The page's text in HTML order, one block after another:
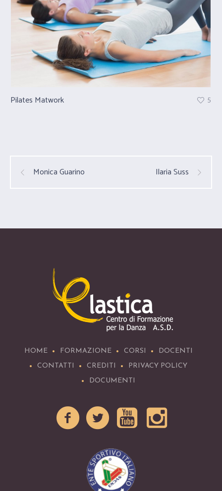
5
Pilates Matwork
Monica Guarino Ilaria Suss
HOME FORMAZIONE CORSI
DOCENTI
CONTATTI
CREDITI
PRIVACY POLICY
DOCUMENTI